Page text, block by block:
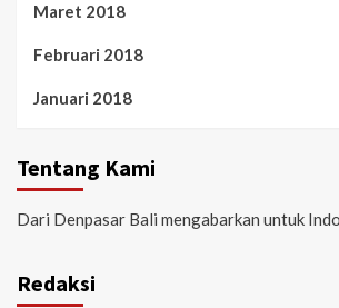
Maret 2018
Februari 2018
Januari 2018
Tentang Kami
Dari Denpasar Bali mengabarkan untuk
Redaksi